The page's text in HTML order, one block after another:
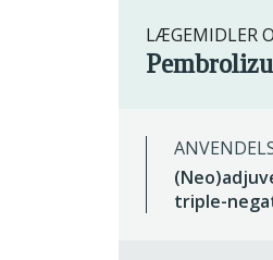
LÆGEMIDLER
triple-